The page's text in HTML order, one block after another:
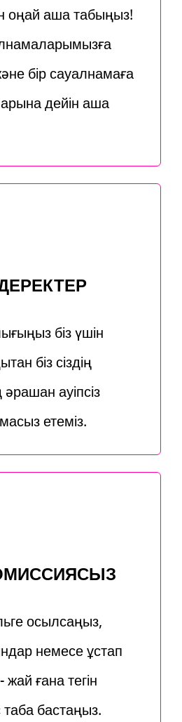
оңай ақша табыңыз!
бір сауалнамаға
дейін ақша
біз үшін
біз сіздің
қауіпсіз
етеміз.
қосылсаңыз,
немесе ұстап
ғана тегін
таба бастаңыз.